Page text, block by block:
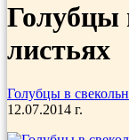
Голубцы
листьях
Голубцы в
12.07.2014 г.